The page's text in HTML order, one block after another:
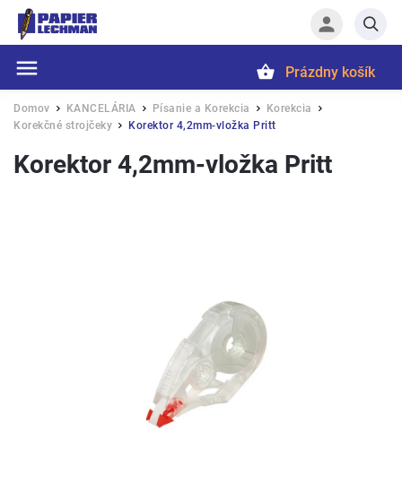
Hľadať
Prázdny košík
Domov / KANCELÁRIA / Písanie a Korekcia / Korekcia
/
Korekčné strojčeky / Korektor 4,2mm-vložka Pritt
Korektor 4,2mm-vložka Pritt